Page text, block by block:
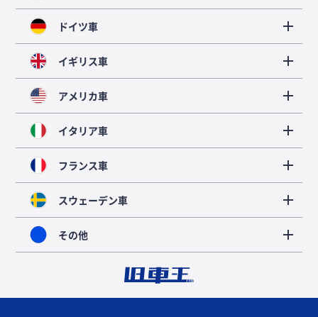
ドイツ車
イギリス車
アメリカ車
イタリア車
フランス車
スウェーデン車
その他